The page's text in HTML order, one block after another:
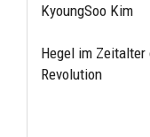
KyoungSoo Kim
Hegel im
Revolution